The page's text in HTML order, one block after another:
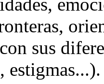
sus
estigmas...).